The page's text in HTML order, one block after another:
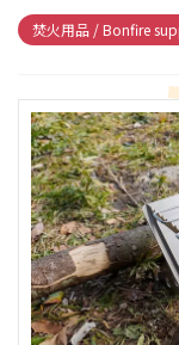
焚火用品 / Bonfire